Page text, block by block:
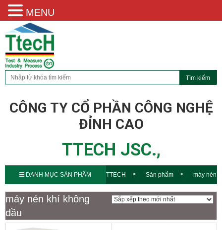
CÔNG TY CỔ PHẦN CÔNG NGHỆ
ĐỈNH CAO
TTECH JSC.,
DANH MỤC SẢN PHẨM TTECH Sản phẩm máy nén
khí không dầu
máy nén khí không
dầu
MENU